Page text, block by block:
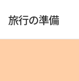
旅行の準備